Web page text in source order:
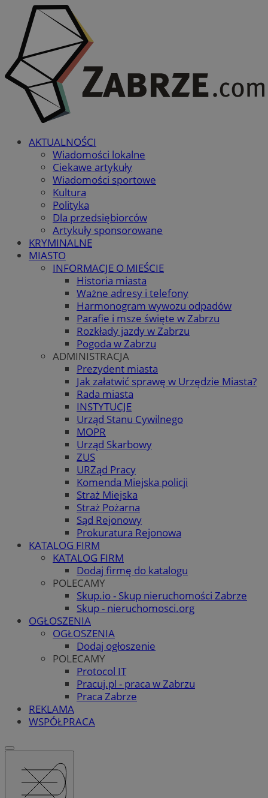
AKTUALNOŚCI
Wiadomości lokalne
Ciekawe artykuły
Wiadomości sportowe
Kultura
Polityka
Dla przedsiębiorców
Artykuły sponsorowane
KRYMINALNE
MIASTO
INFORMACJE O MIEŚCIE
Historia miasta
Ważne adresy i telefony
Harmonogram wywozu odpadów
Parafie i msze święte w Zabrzu
Rozkłady jazdy w Zabrzu
Pogoda w Zabrzu
ADMINISTRACJA
Prezydent miasta
Jak załatwić sprawę w Urzędzie Miasta?
Rada miasta
INSTYTUCJE
Urząd Stanu Cywilnego
MOPR
Urząd Skarbowy
ZUS
URZąd Pracy
Komenda Miejska policji
Straż Miejska
Straż Pożarna
Sąd Rejonowy
Prokuratura Rejonowa
KATALOG FIRM
KATALOG FIRM
Dodaj firmę do katalogu
POLECAMY
Skup.io - Skup nieruchomości Zabrze
Skup - nieruchomosci.org
OGŁOSZENIA
OGŁOSZENIA
Dodaj ogłoszenie
POLECAMY
Protocol IT
Pracuj.pl - praca w Zabrzu
Praca Zabrze
REKLAMA
WSPÓŁPRACA